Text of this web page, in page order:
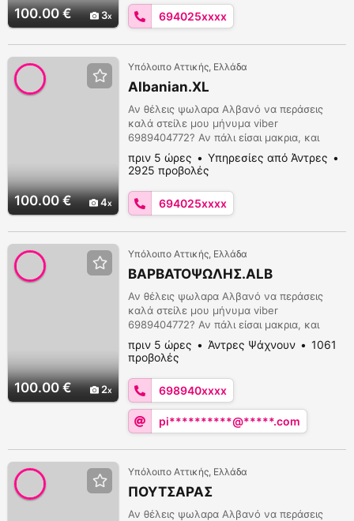
100.00 € 3 694025xxxx
100.00 € 4
Υπόλοιπο Αττικής, Ελλάδα
Albanian.XL
Αν θέλεις ψωλαρα Αλβανό να περάσεις
καλά στείλε μου μήνυμα viber
6989404772? Αν πάλι είσαι μακρια, και
θέλεις να δεισ να γαμαω πουστρακια και να
ξεφτιλιζω, και να τον παίζω και να χινω, με
μπινελικια μ σου στέλνω 20 βίντεο με 30€.
Η επιλογή είναι ναι δικιά σου.
πριν 5 ώρες
Υπηρεσίες από Άντρες
2925 προβολές
694025xxxx
100.00 € 2
Υπόλοιπο Αττικής, Ελλάδα
ΒΑΡΒΑΤΟΨΩΛΗΣ.ALB
Αν θέλεις ψωλαρα Αλβανό να περάσεις
καλά στείλε μου μήνυμα viber
6989404772? Αν πάλι είσαι μακρια, και
θέλεις να δεισ να γαμαω πουστρακια και να
ξεφτιλιζω, και να τον παίζω και να χινω, με
μπινελικια μ σου στέλνω 20 βίντεο με 30€.
Η επιλογή είναι δικιά σου.
πριν 5 ώρες Άντρες Ψάχνουν
1061
προβολές
698940xxxx
pi**********@*****.com
Υπόλοιπο Αττικής, Ελλάδα
ΠΟΥΤΣΑΡΑΣ
Αν θέλεις ψωλαρα Αλβανό να περάσεις